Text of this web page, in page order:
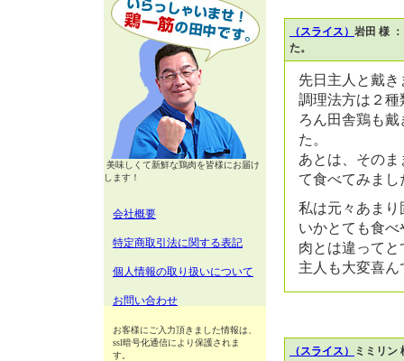
美味しくて新鮮な鶏肉を皆様にお届け
します！
会社概要
特定商取引法に関する表記
個人情報の取り扱いについて
お問い合わせ
お客様にご入力頂きました情報は、
ssl暗号化通信により保護されま
す。
（スライス） 岩田 様
た。
先日主人と戴き
調理法方は２
ろん田舎鶏も
た。
あとは、その
て食べてみまし
私は元々あま
いかとても食
肉とは違って
主人も大変喜
（スライス） ミミリン